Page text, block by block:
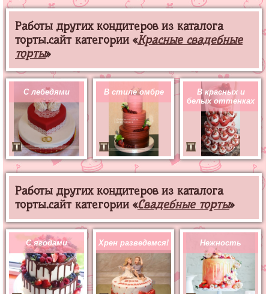
Работы других кондитеров из каталога
торты.сайт категории «Красные свадебные
торты»
С лебедями В стиле омбре
В красных и
белых оттенках
Работы других кондитеров из каталога
торты.сайт категории «Свадебные торты»
С ягодами Хрен разведемся! Нежность